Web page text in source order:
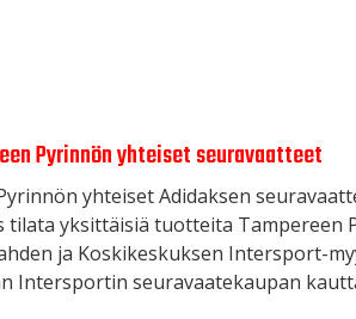
Pyrinnön yhteiset seuravaatteet
yhteiset Adidaksen
tilata yksittäisiä tuotteita Tampereen
ja Koskikeskuksen Intersport-
Intersportin seuravaatekaupan